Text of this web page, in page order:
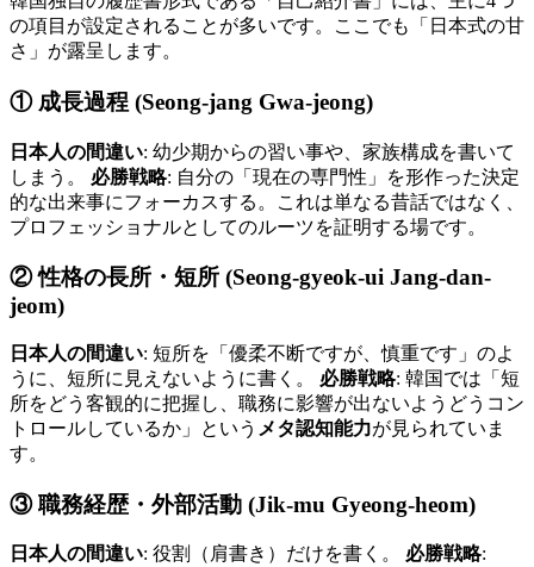
の項目が設定されることが多いです。ここでも「日本式の甘
さ」が露呈します。
① 成長過程 (Seong-jang Gwa-jeong)
日本人の間違い: 幼少期からの習い事や、家族構成を書いて
しまう。 必勝戦略: 自分の「現在の専門性」を形作った決定
的な出来事にフォーカスする。これは単なる昔話ではなく、
プロフェッショナルとしてのルーツを証明する場です。
② 性格の長所・短所 (Seong-gyeok-ui Jang-dan-
jeom)
日本人の間違い: 短所を「優柔不断ですが、慎重です」のよ
うに、短所に見えないように書く。 必勝戦略: 韓国では「短
所をどう客観的に把握し、職務に影響が出ないようどうコン
トロールしているか」という メタ認知能力が見られていま
す。
③ 職務経歴・外部活動 (Jik-mu Gyeong-heom)
日本人の間違い: 役割（肩書き）だけを書く。 必勝戦略: